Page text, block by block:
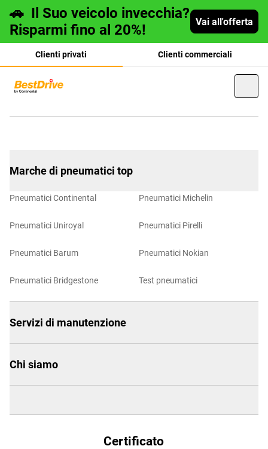
🚗 Il Suo veicolo invecchia?
Risparmi fino al 20%!
Vai all'offerta
Clienti privati Clienti commerciali
français
Marche di pneumatici top
Pneumatici Continental
Pneumatici Uniroyal
Pneumatici Barum
Pneumatici Bridgestone
Pneumatici Michelin
Pneumatici Pirelli
Pneumatici Nokian
Test pneumatici
Servizi di manutenzione
Chi siamo
Certificato